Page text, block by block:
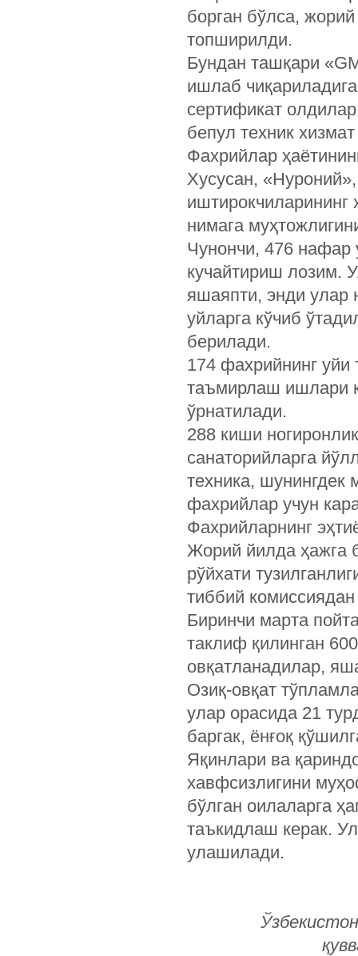
борган бўлса,
топширилди.
Бундан ташқари
ишлаб
сертификат
бепул техник
Фахрийлар
Хусусан,
нимага
Чунончи, 476 нафар
кучайтириш лозим.
яшаяпти, энди улар
уйларга кўчиб
берилади.
174 фахрийнинг
таъмирлаш ишлари
ўрнатилади.
288 киши
санаторийларга
техника,
фахрийлар учун
Фахрийларнинг
Жорий йилда ҳажга
рўйхати
тиббий
Биринчи марта
таклиф қилинган
овқатланадилар,
Озиқ-овқат
улар орасида 21
баргак, ёнғоқ
Яқинлари ва
хавфсизлигини
бўлган оилаларга
таъкидлаш керак.
улашилади.